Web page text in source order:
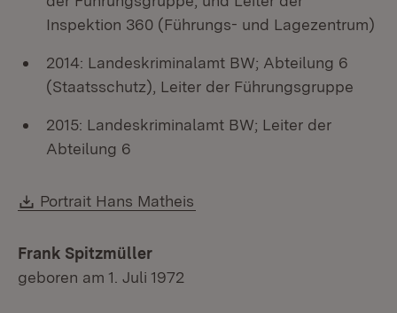
Inspektion 360 (Führungs- und Lagezentrum)
2014: Landeskriminalamt BW; Abteilung 6
(Staatsschutz), Leiter der Führungsgruppe
2015: Landeskriminalamt BW; Leiter der
Abteilung 6
Download:
Portrait Hans Matheis
Frank Spitzmüller
geboren am 1. Juli 1972